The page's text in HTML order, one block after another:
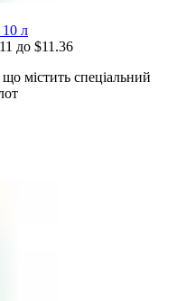
л
до $11.36
містить спеціальний